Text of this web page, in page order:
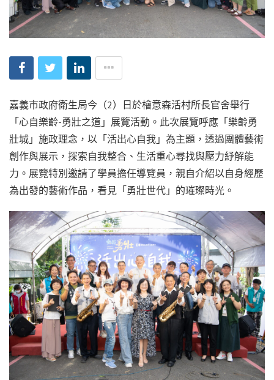
嘉義市政府衛生局今（2）日於檜意森活村所長官舍舉行
「心自樂齡-勇壯之道」展覽活動。此次展覽呼應「樂齡勇
壯城」施政理念，以「活出心自我」為主題，透過團體藝術
創作與展示，探索自我整合、生活重心尋找與壓力紓解能
力。展覽特別邀請了學員擔任導覽員，親自介紹以自身經歷
為出發的藝術作品，看見「勇壯世代」的璀璨時光。